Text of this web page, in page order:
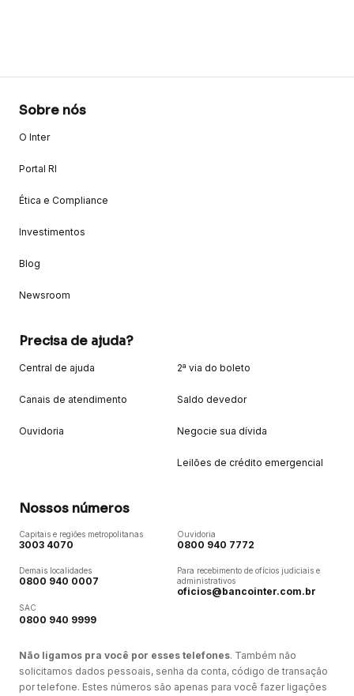
Sobre nós
O Inter
Portal RI
Ética e Compliance
Investimentos
Blog
Newsroom
Precisa de ajuda?
Central de ajuda
Canais de atendimento
Ouvidoria
2ª via do boleto
Saldo devedor
Negocie sua dívida
Leilões de crédito emergencial
Nossos números
Capitais e regiões metropolitanas
3003 4070
Demais localidades
0800 940 0007
SAC
0800 940 9999
Ouvidoria
0800 940 7772
Para recebimento de ofícios judiciais e
administrativos
oficios@bancointer.com.br
Não ligamos pra você por esses telefones. Também não
solicitamos dados pessoais, senha da conta, código de transação
por telefone. Estes números são apenas para você fazer ligações